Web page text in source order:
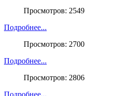
Просмотров: 2549
Подробнее...
Просмотров: 2700
Подробнее...
Просмотров: 2806
Подробнее...